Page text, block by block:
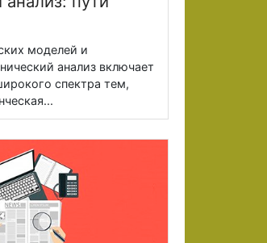
моделей и
анализ включает
спектра тем,